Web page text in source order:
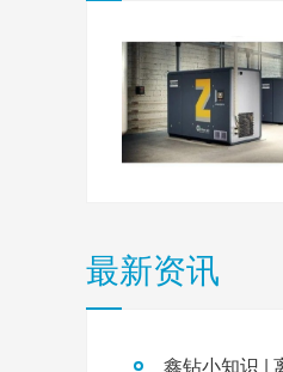
最新资讯
鑫钻小知识 |